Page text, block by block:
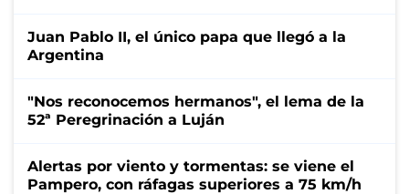
Juan Pablo II, el único papa que llegó a la
Argentina
"Nos reconocemos hermanos", el lema de la
52ª Peregrinación a Luján
Alertas por viento y tormentas: se viene el
Pampero, con ráfagas superiores a 75 km/h